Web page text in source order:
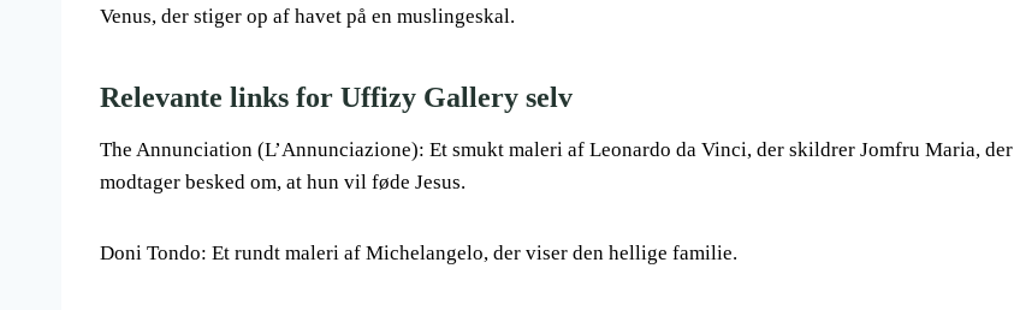
Venus, der stiger op af havet på en muslingeskal.
Relevante links for Uffizy Gallery selv
The Annunciation (L’Annunciazione): Et smukt maleri af Leonardo da Vinci, der skildrer Jomfru Maria, der
modtager besked om, at hun vil føde Jesus.
Doni Tondo: Et rundt maleri af Michelangelo, der viser den hellige familie.